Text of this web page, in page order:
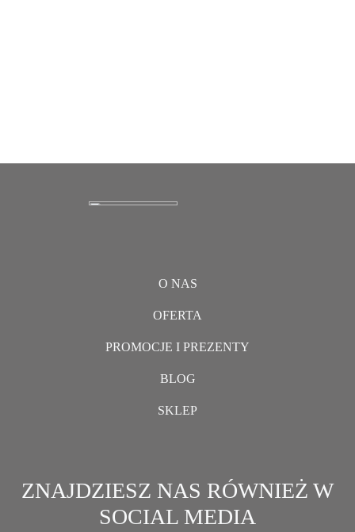
O NAS
OFERTA
PROMOCJE I PREZENTY
BLOG
SKLEP
ZNAJDZIESZ NAS RÓWNIEŻ W
SOCIAL MEDIA